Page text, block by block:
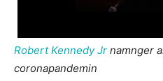
Robert Kennedy Jr namnger
coronapandemin